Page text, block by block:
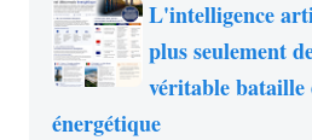
L'intelligence
plus seulement
véritable bataille
énergétique